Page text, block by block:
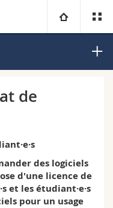
Fak.
de
des logiciels
d'une licence de
et les étudiant·e·s
pour un usage